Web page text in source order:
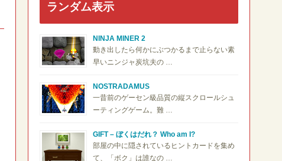
ランダム表示
NINJA MINER 2
動き出したら何かにぶつかるまで止らない素
早いニンジャ炭坑夫の …
NOSTRADAMUS
一昔前のゲーセン級品質の縦スクロールシュ
ーティングゲーム。難 …
GIFT – ぼくはだれ？ Who am I?
部屋の中に隠されているヒントカードを集め
て、「ボク」は誰なの …